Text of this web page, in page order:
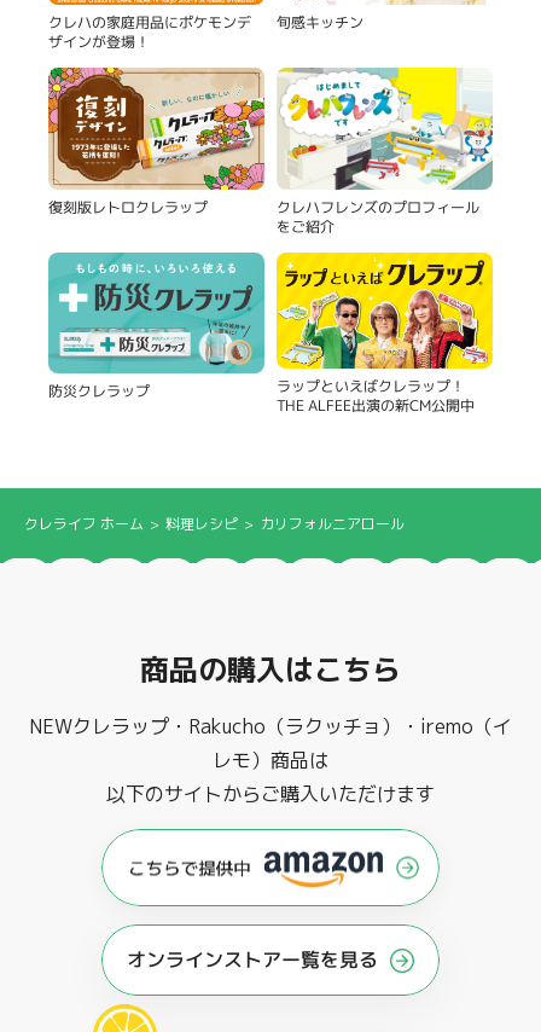
クレハの家庭用品にポケモンデ
ザインが登場！
旬感キッチン
復刻版レトロクレラップ クレハフレンズのプロフィール
をご紹介
防災クレラップ ラップといえばクレラップ！
THE ALFEE出演の新CM公開中
クレライフ ホーム 料理レシピ カリフォルニアロール
商品の購入はこちら
NEWクレラップ・Rakucho（ラクッチョ）・iremo（イ
レモ）商品は
以下のサイトからご購入いただけます
オンラインストアー覧を見る